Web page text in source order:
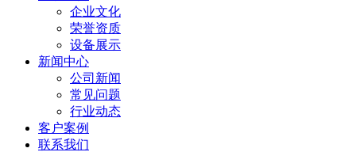
企业文化
荣誉资质
设备展示
新闻中心
公司新闻
常见问题
行业动态
客户案例
联系我们